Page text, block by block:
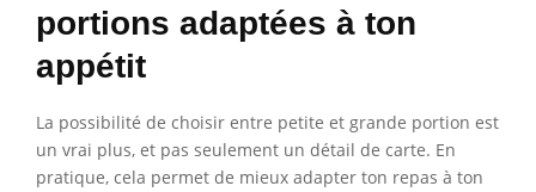
portions adaptées à ton
appétit
La possibilité de choisir entre petite et grande portion est
un vrai plus, et pas seulement un détail de carte. En
pratique, cela permet de mieux adapter ton repas à ton